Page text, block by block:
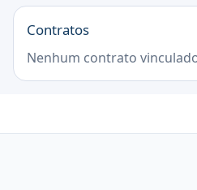
Contratos
Nenhum contrato